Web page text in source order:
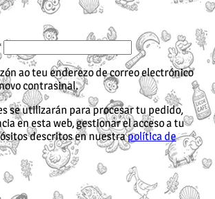
Obrigatorio
ao teu enderezo de correo electrónico
contrasinal.
se utilizarán para procesar tu pedido,
en esta web, gestionar el acceso a tu
descritos en nuestrapolítica de